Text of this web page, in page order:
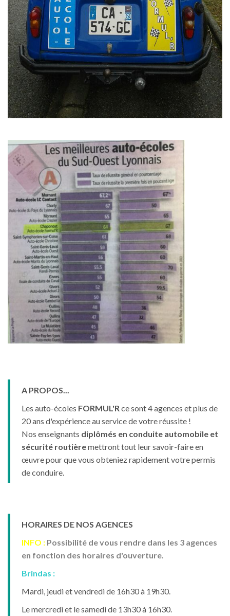
A PROPOS...
Les auto-écoles FORMUL'R ce sont 4 agences et plus de
20 ans d'expérience au service de votre réussite !
Nos enseignants diplômés en conduite automobile et
sécurité routièremettront tout leur savoir-faire en
œuvre pour que vous obteniez rapidement votre permis
de conduire.
HORAIRES DE NOS AGENCES
INFO : Possibilité de vous rendre dans les 3 agences
en fonction des horaires d'ouverture.
Brindas :
Mardi, jeudi et vendredi de 16h30 à 19h30.
Le mercredi et le samedi de 13h30 à 16h30.